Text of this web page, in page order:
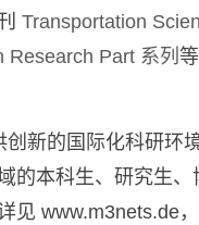
Transportation
Research Part 系列
创新的国际化科研环
的本科生、研究生、
见 www.m3nets.de